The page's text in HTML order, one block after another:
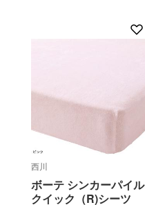
西川
ボーテ シンカーパイル
クイック（R)シーツ